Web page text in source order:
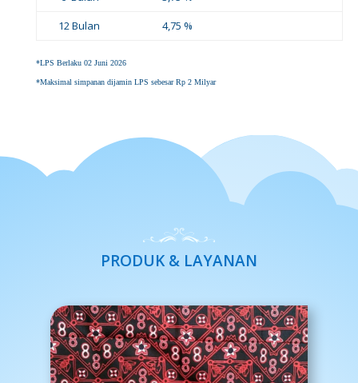
12 Bulan
4,75 %
*LPS Berlaku 02 Juni 2026
*Maksimal simpanan dijamin LPS sebesar Rp 2 Milyar
PRODUK & LAYANAN